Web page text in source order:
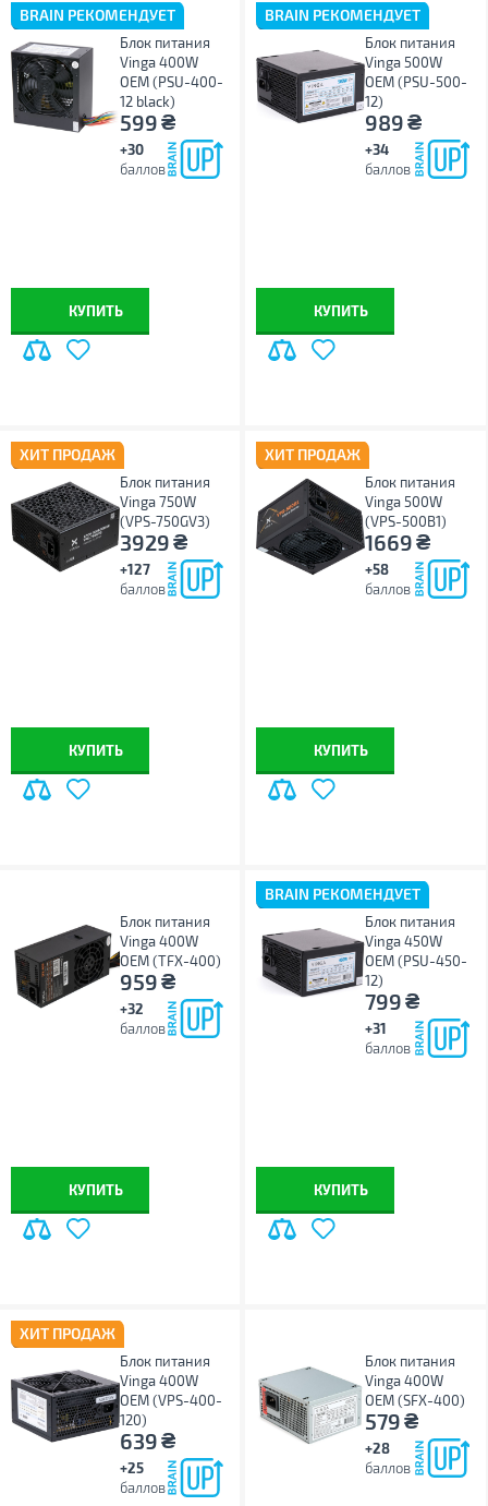
BRAIN РЕКОМЕНДУЕТ
Блок питания
Vinga 400W
ОЕМ (PSU-400-
12 black)
599₴
+30
баллов
КУПИТЬ
BRAIN РЕКОМЕНДУЕТ
Блок питания
Vinga 500W
ОЕМ (PSU-500-
12)
989₴
+34
баллов
КУПИТЬ
ХИТ ПРОДАЖ
Блок питания
Vinga 750W
(VPS-750GV3)
3929₴
+127
баллов
КУПИТЬ
ХИТ ПРОДАЖ
Блок питания
Vinga 500W
(VPS-500B1)
1669₴
+58
баллов
КУПИТЬ
Блок питания
Vinga 400W
ОЕМ (TFX-400)
959₴
+32
баллов
КУПИТЬ
BRAIN РЕКОМЕНДУЕТ
Блок питания
Vinga 450W
ОЕМ (PSU-450-
12)
799₴
+31
баллов
КУПИТЬ
ХИТ ПРОДАЖ
Блок питания
Vinga 400W
ОЕМ (VPS-400-
120)
639₴
+25
баллов
Блок питания
Vinga 400W
ОЕМ (SFX-400)
579₴
+28
баллов